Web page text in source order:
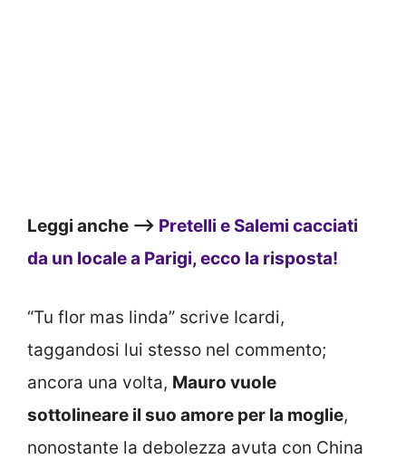
Leggi anche –> Pretelli e Salemi cacciati
da un locale a Parigi, ecco la risposta!
“Tu flor mas linda” scrive Icardi,
taggandosi lui stesso nel commento;
ancora una volta, Mauro vuole
sottolineare il suo amore per la moglie,
nonostante la debolezza avuta con China